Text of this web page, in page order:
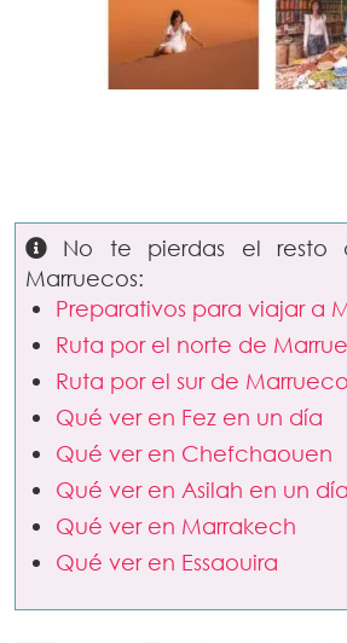
No te pierdas el resto
Marruecos:
Preparativos para viajar a
Ruta por el norte de
Ruta por el sur de
Qué ver en Fez en un día
Qué ver en Chefchaouen
Qué ver en Asilah en un día
Qué ver en Marrakech
Qué ver en Essaouira